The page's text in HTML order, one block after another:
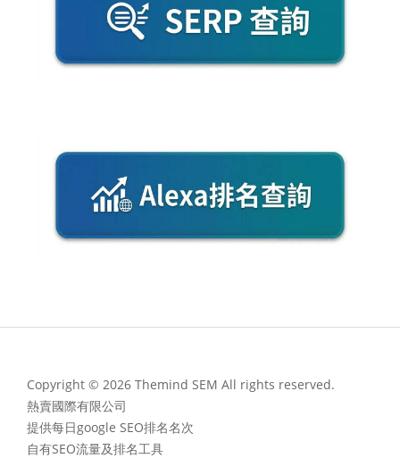
Copyright © 2026 Themind SEM All rights reserved.
熱賣國際有限公司
提供每日google SEO排名名次
自有SEO流量及排名工具